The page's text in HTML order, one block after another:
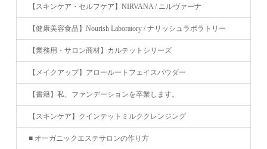
【スキンケア・セルフケア】NIRVANA / ニルヴァーナ
【健康美容食品】Nourish Laboratory / ナリッシュラボラトリー
【業務用・サロン商材】カルテットシリーズ
【メイクアップ】アロールートフェイスパウダー
【書籍】私、ファンデーションを卒業します。
【スキンケア】クインテットミルククレンジング
■ オーガニックエステサロンの作り方